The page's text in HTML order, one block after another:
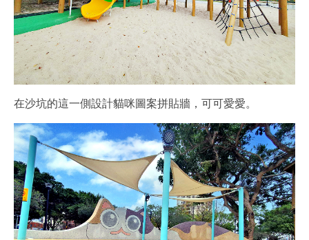
在沙坑的這一側設計貓咪圖案拼貼牆，可可愛愛。